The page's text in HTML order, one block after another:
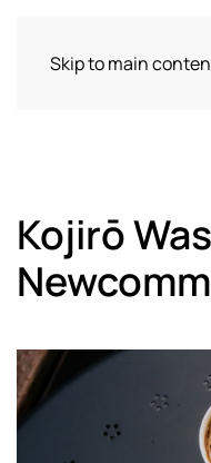
Skip to main
Kojirō